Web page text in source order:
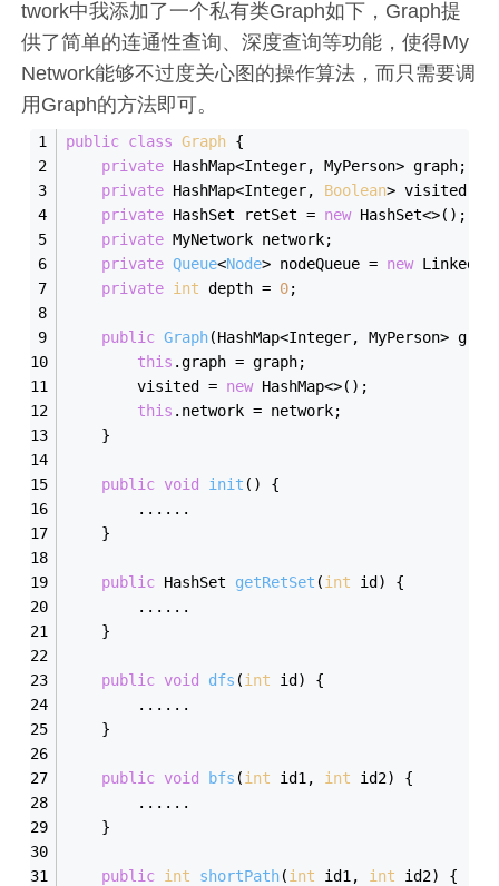
twork中我添加了一个私有类Graph如下，Graph提
供了简单的连通性查询、深度查询等功能，使得My
Network能够不过度关心图的操作算法，而只需要调
用Graph的方法即可。
public class Graph {
private HashMap<Integer, MyPerson> graph;
private HashMap<Integer, Boolean> visited;
private HashSet retSet = new HashSet<>();
private MyNetwork network;
private Queue<Node> nodeQueue = new
private int depth = 0;
public Graph(HashMap<Integer, MyPerson>
this .graph = graph;
        visited =
new HashMap<>();
this .network = network;
    }
public void init ( )
{
        ......
    }
public HashSet getRetSet (int id )
{
        ......
    }
public void dfs (int id )
{
        ......
    }
public void bfs (int id1, int id2)
{
        ......
    }
public int shortPath(int id1, int id2)
{